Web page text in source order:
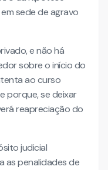
sede de agravo
e não há
sobre o início do
ao curso
porque, se deixar
reapreciação do
judicial
as penalidades de